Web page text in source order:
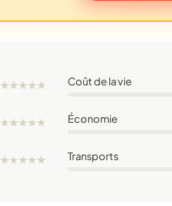
★★★★★ Coût de la vie
★★★★★ Économie
★★★★★ Transports